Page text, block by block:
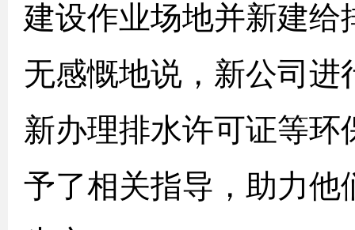
建设作业场地并新建
无感慨地说，新公司
新办理排水许可证等
予了相关指导，助力他